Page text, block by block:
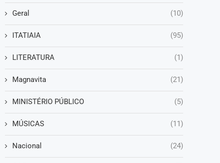
Geral (10)
ITATIAIA (95)
LITERATURA (1)
Magnavita (21)
MINISTÉRIO PÚBLICO (5)
MÚSICAS (11)
Nacional (24)